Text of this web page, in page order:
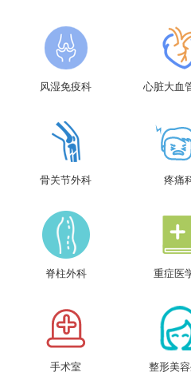
风湿免疫科 心脏大血
骨关节外科 疼痛
脊柱外科 重症医
手术室 整形美